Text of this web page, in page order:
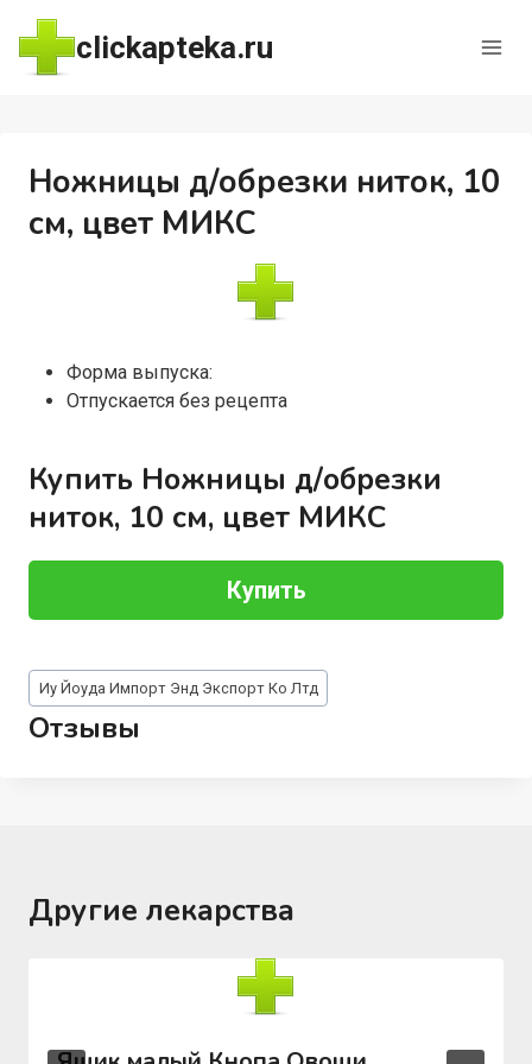
Перейти
содержимому
clickapteka.ru
Ножницы д/обрезки ниток, 10
см, цвет МИКС
Форма выпуска:
Отпускается без рецепта
Купить Ножницы д/обрезки
ниток, 10 см, цвет МИКС
Купить
Метки
записи:
Иу Йоуда Импорт Энд Экспорт Ко Лтд
Отзывы
Другие лекарства